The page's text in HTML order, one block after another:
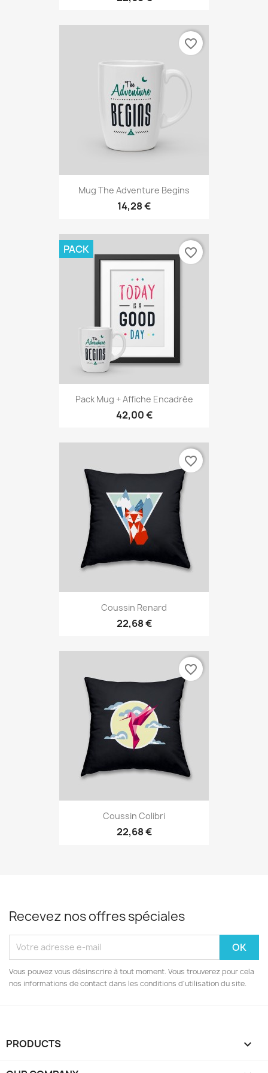
Mug The Adventure Begins
14,28 €
favorite_border
Pack Mug + Affiche Encadrée
42,00 €
PACK favorite_border
Coussin Renard
22,68 €
favorite_border
Coussin Colibri
22,68 €
favorite_border
Recevez nos offres spéciales
Vous pouvez vous désinscrire à tout moment. Vous trouverez pour cela
nos informations de contact dans les conditions d'utilisation du site.
PRODUCTS 